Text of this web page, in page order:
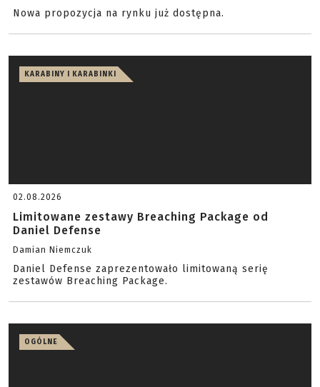
Nowa propozycja na rynku już dostępna.
KARABINY I KARABINKI
02.08.2026
Limitowane zestawy Breaching Package od
Daniel Defense
Damian Niemczuk
Daniel Defense zaprezentowało limitowaną serię
zestawów Breaching Package.
OGÓLNE